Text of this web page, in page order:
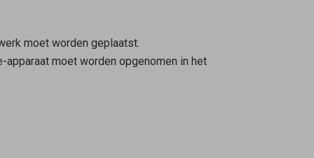
moet worden geplaatst.
moet worden opgenomen in het